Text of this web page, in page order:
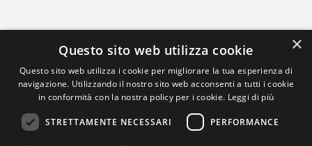
×
Questo sito web utilizza cookie
Questo sito web utilizza i cookie per migliorare la tua esperienza di
navigazione. Utilizzando il nostro sito web acconsenti a tutti i cookie
in conformità con la nostra policy per i cookie. Leggi di più
STRETTAMENTE NECESSARI PERFORMANCE